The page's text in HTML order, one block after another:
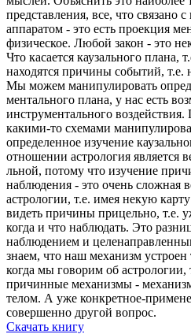
представления, все, что связано
аппаратом - это есть проекция
физическое. Любой закон - это
Что касается каузального плана,
находятся причины событий, т.е.
Мы можем манипулировать
ментального плана, у нас есть
инструментального
какими-то схемами
определенное изучение
отношении астрология
льной, потому что изучение
наблюде­ния - это очень
астрологии, т.e. имея некую
видеть причины прицельно, т.е.
когда и что наблюдать. Это
наблюдением и
знаем, что наш механизм устроен
когда мы говорим об
причинные механизмы -
телом. А уже конкретное-
совершенно другой вопрос.
Скачать книгу